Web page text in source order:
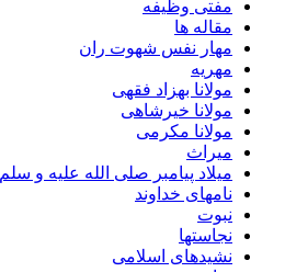
مفتی وظیفه
مقاله ها
مهار نفس شهوت ران
مهریه
مولانا بهزاد فقهی
مولانا خیرشاهی
مولانا مکرمی
میراث
میلاد پیامبر صلی الله علیه و سلم
نامهای خداوند
نبوت
نجاستها
نشیدهای اسلامی